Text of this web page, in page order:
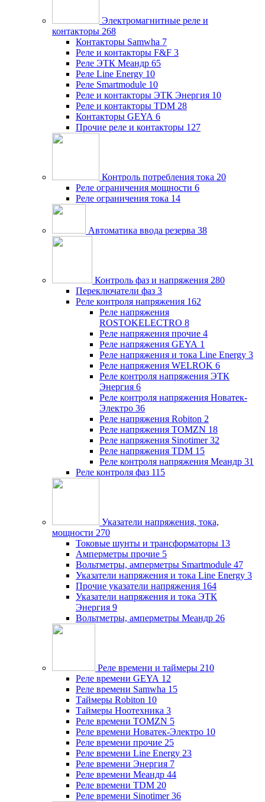
Электромагнитные реле и
контакторы 268
Контакторы Samwha 7
Реле и контакторы F&F 3
Реле ЭТК Меандр 65
Реле Line Energy 10
Реле Smartmodule 10
Реле и контакторы ЭТК Энергия 10
Реле и контакторы TDM 28
Контакторы GEYA 6
Прочие реле и контакторы 127
Контроль потребления тока 20
Реле ограничения мощности 6
Реле ограничения тока 14
Автоматика ввода резерва 38
Контроль фаз и напряжения 280
Переключатели фаз 3
Реле контроля напряжения 162
Реле напряжения
ROSTOKELECTRO 8
Реле напряжения прочие 4
Реле напряжения GEYA 1
Реле напряжения и тока Line Energy 3
Реле напряжения WELROK 6
Реле контроля напряжения ЭТК
Энергия 6
Реле контроля напряжения Новатек-
Электро 36
Реле напряжения Robiton 2
Реле напряжения TOMZN 18
Реле напряжения Sinotimer 32
Реле напряжения TDM 15
Реле контроля напряжения Меандр 31
Реле контроля фаз 115
Указатели напряжения, тока,
мощности 270
Токовые шунты и трансформаторы 13
Амперметры прочие 5
Вольтметры, амперметры Smartmodule 47
Указатели напряжения и тока Line Energy 3
Прочие указатели напряжения 164
Указатели напряжения и тока ЭТК
Энергия 9
Вольтметры, амперметры Меандр 26
Реле времени и таймеры 210
Реле времени GEYA 12
Реле времени Samwha 15
Таймеры Robiton 10
Таймеры Ноотехника 3
Реле времени TOMZN 5
Реле времени Новатек-Электро 10
Реле времени прочие 25
Реле времени Line Energy 23
Реле времени Энергия 7
Реле времени Меандр 44
Реле времени TDM 20
Реле времени Sinotimer 36